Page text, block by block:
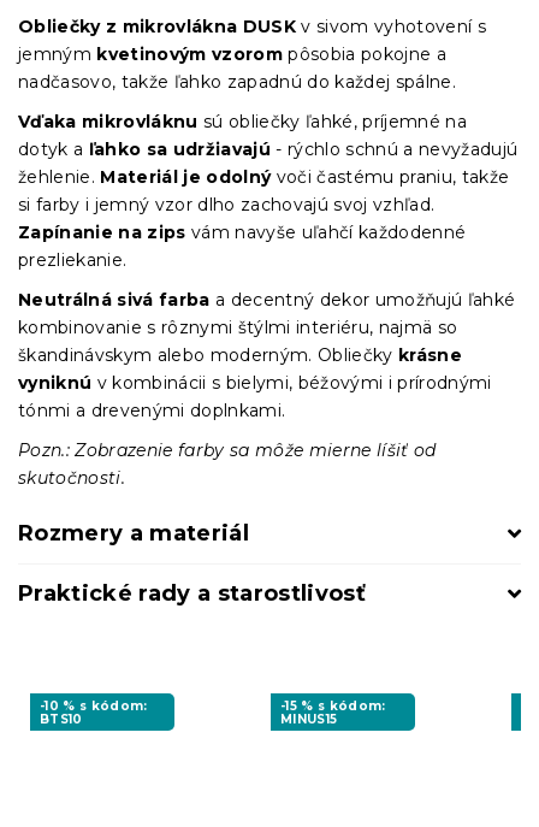
Obliečky z mikrovlákna DUSK v sivom vyhotovení s
jemným kvetinovým vzorom pôsobia pokojne a
nadčasovo, takže ľahko zapadnú do každej spálne.
Vďaka mikrovláknu sú obliečky ľahké, príjemné na
dotyk a ľahko sa udržiavajú - rýchlo schnú a nevyžadujú
žehlenie. Materiál je odolnývoči častému praniu, takže
si farby i jemný vzor dlho zachovajú svoj vzhľad.
Zapínanie na zips vám navyše uľahčí každodenné
prezliekanie.
Neutrálná sivá farba a decentný dekor umožňujú ľahké
kombinovanie s rôznymi štýlmi interiéru, najmä so
škandinávskym alebo moderným. Obliečky krásne
vyniknú v kombinácii s bielymi, béžovými i prírodnými
tónmi a drevenými doplnkami.
Pozn.: Zobrazenie farby sa môže mierne líšiť od
skutočnosti.
Rozmery a materiál
Praktické rady a starostlivosť
-10 % s kódom:
BTS10
-15 % s kódom:
MINUS15